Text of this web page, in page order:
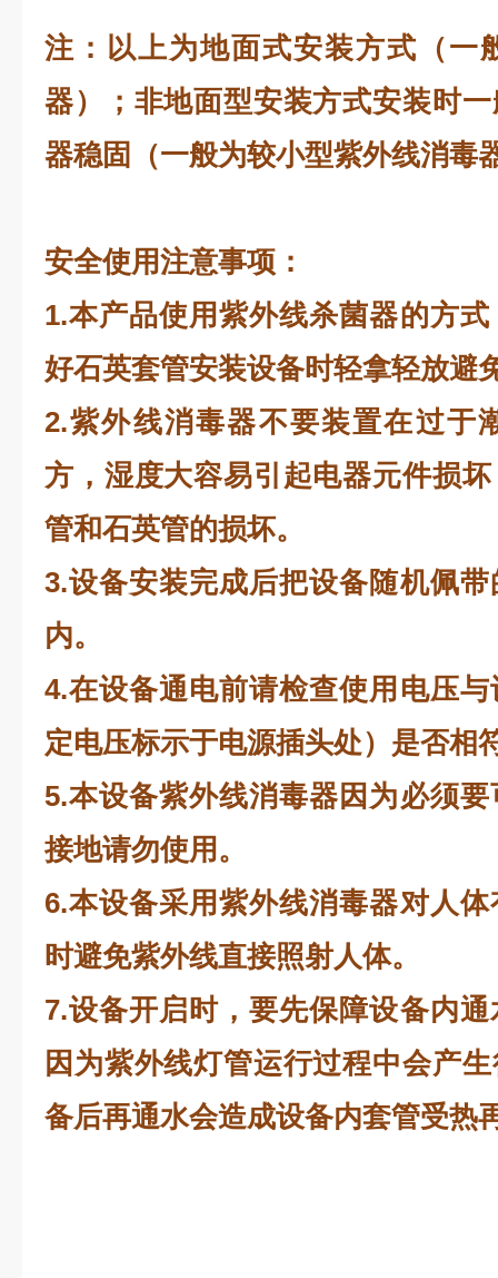
注：以上为地面式安装方式（一
器）；非地面型安装方式安装时
器稳固（一般为较小型紫外线消毒
安全使用注意事项：
1.本产品使用紫外线杀菌器的方
好石英套管安装设备时轻拿轻放避
2.紫外线消毒器不要装置在过于
方，湿度大容易引起电器元件损
管和石英管的损坏。
3.设备安装完成后把设备随机佩
内。
4.在设备通电前请检查使用电压
定电压标示于电源插头处）是否相
5.本设备紫外线消毒器因为必须
接地请勿使用。
6.本设备采用紫外线消毒器对人
时避免紫外线直接照射人体。
7.设备开启时，要先保障设备内
因为紫外线灯管运行过程中会产
备后再通水会造成设备内套管受热